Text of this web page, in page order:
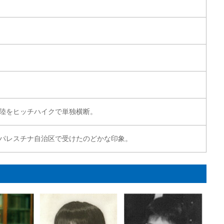
をヒッチハイクで単独横断。
レスチナ自治区で受けたのどかな印象。